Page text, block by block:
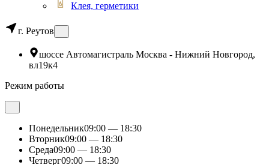
Клея, герметики
г. Реутов
шоссе Автомагистраль Москва - Нижний Новгород,
вл19к4
Режим работы
Понедельник09:00 — 18:30
Вторник09:00 — 18:30
Среда09:00 — 18:30
Четверг09:00 — 18:30